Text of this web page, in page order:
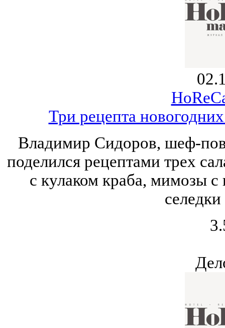
Три рецепта
Владимир Сидоров, шеф-
поделился рецептами трех
с кулаком краба, мимозы